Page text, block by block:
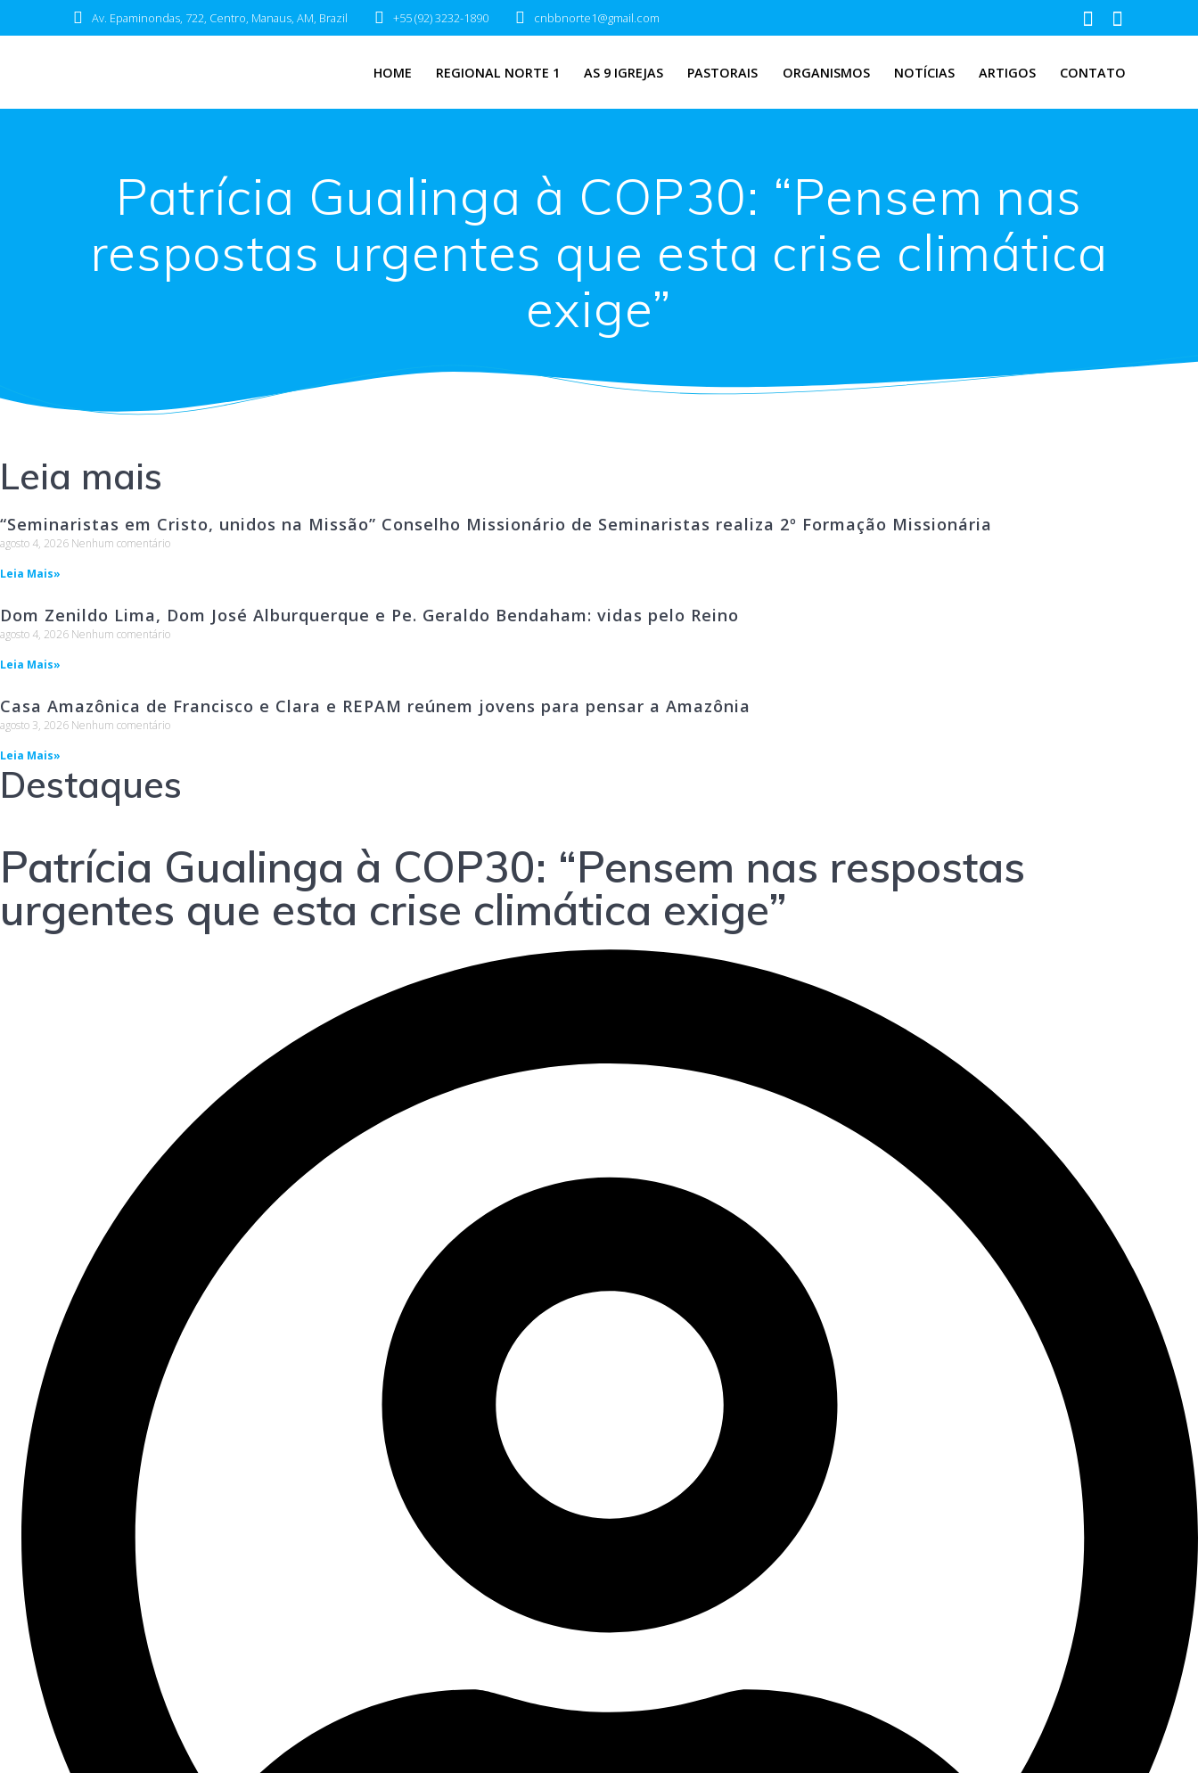
Av. Epaminondas, 722, Centro, Manaus, AM, Brazil +55 (92) 3232-1890 cnbbnorte1@gmail.com
HOME REGIONAL NORTE 1 AS 9 IGREJAS PASTORAIS ORGANISMOS NOTÍCIAS ARTIGOS CONTATO
Patrícia Gualinga à COP30: “Pensem nas
respostas urgentes que esta crise climática
exige”
Leia mais
“Seminaristas em Cristo, unidos na Missão” Conselho Missionário de Seminaristas realiza 2º Formação Missionária
agosto 4, 2026 Nenhum comentário
Leia Mais»
Dom Zenildo Lima, Dom José Alburquerque e Pe. Geraldo Bendaham: vidas pelo Reino
agosto 4, 2026 Nenhum comentário
Leia Mais»
Casa Amazônica de Francisco e Clara e REPAM reúnem jovens para pensar a Amazônia
agosto 3, 2026 Nenhum comentário
Leia Mais»
Destaques
Patrícia Gualinga à COP30: “Pensem nas respostas
urgentes que esta crise climática exige”